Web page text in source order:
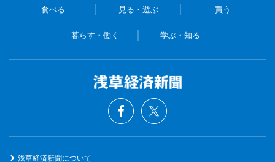
食べる 見る・遊ぶ 買う
暮らす・働く 学ぶ・知る
浅草経済新聞について